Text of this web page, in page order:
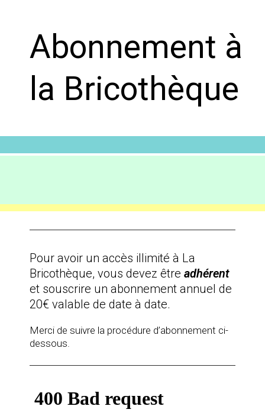
Abonnement à
la Bricothèque
Pour avoir un accès illimité à La
Bricothèque, vous devez être adhérent
et souscrire un abonnement annuel de
20€ valable de date à date.
Merci de suivre la procédure d’abonnement ci-
dessous.